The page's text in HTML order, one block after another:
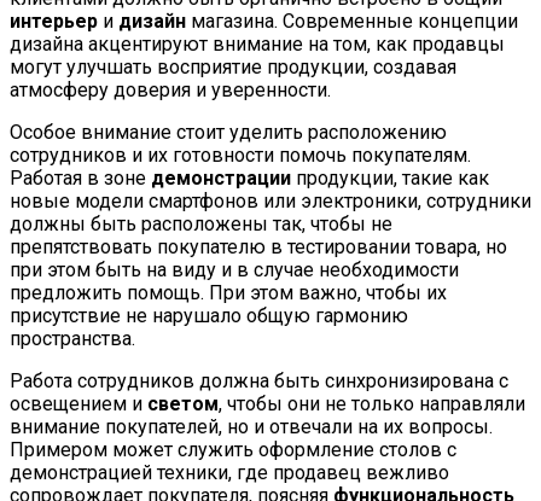
интерьер и дизайн магазина. Современные концепции
дизайна акцентируют внимание на том, как продавцы
могут улучшать восприятие продукции, создавая
атмосферу доверия и уверенности.
Особое внимание стоит уделить расположению
сотрудников и их готовности помочь покупателям.
Работая в зоне демонстрации продукции, такие как
новые модели смартфонов или электроники, сотрудники
должны быть расположены так, чтобы не
препятствовать покупателю в тестировании товара, но
при этом быть на виду и в случае необходимости
предложить помощь. При этом важно, чтобы их
присутствие не нарушало общую гармонию
пространства.
Работа сотрудников должна быть синхронизирована с
освещением и светом, чтобы они не только направляли
внимание покупателей, но и отвечали на их вопросы.
Примером может служить оформление столов с
демонстрацией техники, где продавец вежливо
сопровождает покупателя, поясняя функциональность